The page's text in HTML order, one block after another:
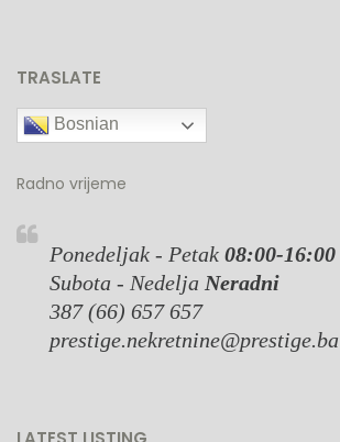
TRASLATE
Bosnian
Radno vrijeme
Ponedeljak - Petak 08:00-16:00
Subota - Nedelja Neradni
387 (66) 657 657
prestige.nekretnine@prestige.ba